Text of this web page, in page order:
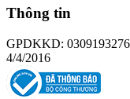
Thông tin
GPDKKD:
4/4/2016